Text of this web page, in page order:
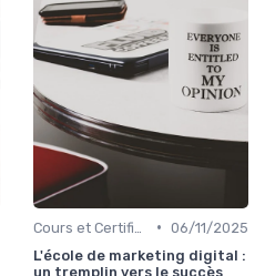
• 06/11/2025
L'école de marketing digital :
un tremplin vers le succès